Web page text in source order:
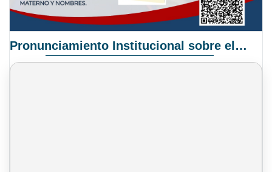
Pronunciamiento Institucional sobre el Proyecto de Ley N° 068/2025-2026 C.S.